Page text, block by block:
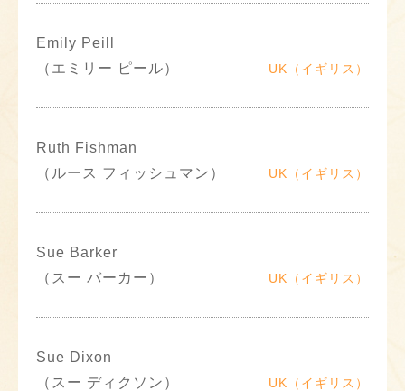
Emily Peill
（エミリー ピール）
UK（イギリス）
Ruth Fishman
（ルース フィッシュマン）
UK（イギリス）
Sue Barker
（スー バーカー）
UK（イギリス）
Sue Dixon
（スー ディクソン）
UK（イギリス）